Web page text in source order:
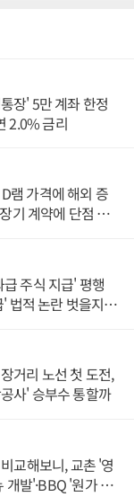
장' 5만 계좌 한정
2.0% 금리
램 가격에 해외 증
기 계약에 단점 부
주식 지급' 평행
법적 논란 벗을지 주
거리 노선 첫 도전,
사' 승부수 통할까
교해보니, 교촌 '영
개발'·BBQ '원가 부